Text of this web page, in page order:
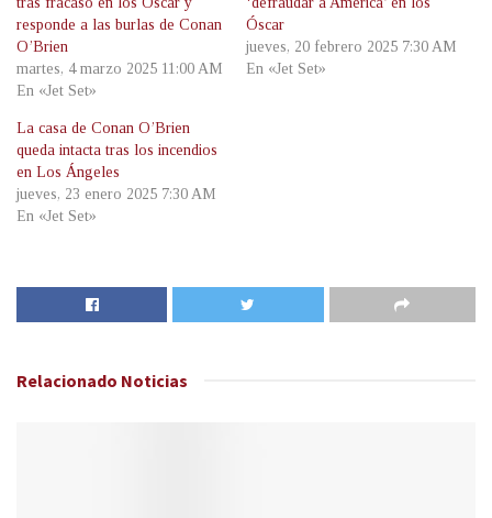
responde a las burlas de Conan
O’Brien
martes, 4 marzo 2025 11:00 AM
En «Jet Set»
Óscar
jueves, 20 febrero 2025 7:30 AM
En «Jet Set»
La casa de Conan O’Brien
queda intacta tras los incendios
en Los Ángeles
jueves, 23 enero 2025 7:30 AM
En «Jet Set»
Relacionado Noticias